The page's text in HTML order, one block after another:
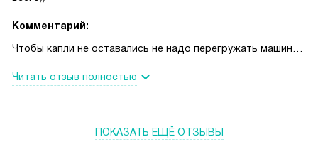
Комментарий:
Чтобы капли не оставались не надо перегружать машину,
половина таблетки, какая ни какая, а экономия.
Читать отзыв полностью
ПОКАЗАТЬ ЕЩЁ ОТЗЫВЫ